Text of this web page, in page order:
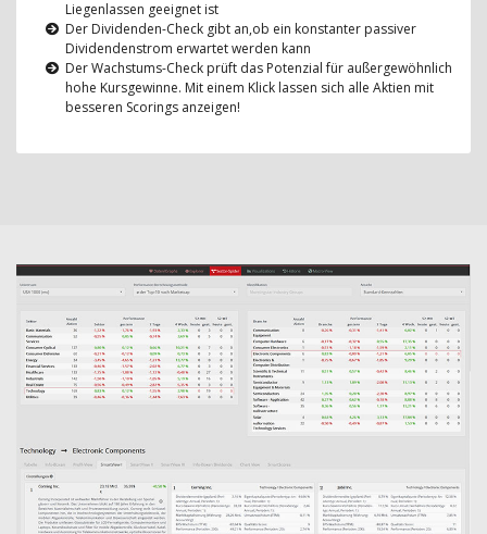
Liegenlassen geeignet ist
Der Dividenden-Check gibt an,ob ein konstanter passiver
Dividendenstrom erwartet werden kann
Der Wachstums-Check prüft das Potenzial für außergewöhnlich
hohe Kursgewinne. Mit einem Klick lassen sich alle Aktien mit
besseren Scorings anzeigen!